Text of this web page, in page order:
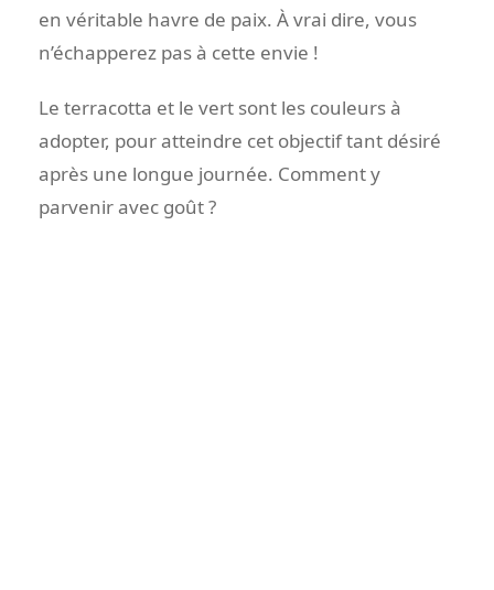
en véritable havre de paix. À vrai dire, vous
n’échapperez pas à cette envie !
Le terracotta et le vert sont les couleurs à
adopter, pour atteindre cet objectif tant désiré
après une longue journée. Comment y
parvenir avec goût ?